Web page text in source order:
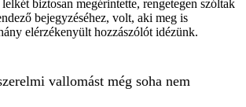
biztosan megérintette, rengetegen szóltak
bejegyzéséhez, volt, aki meg is
elérzékenyült hozzászólót idézünk.
vallomást még soha nem